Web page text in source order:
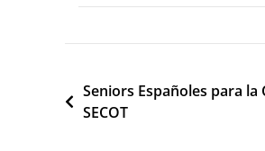
Navegació
d'entrades
Seniors Españoles para la
SECOT